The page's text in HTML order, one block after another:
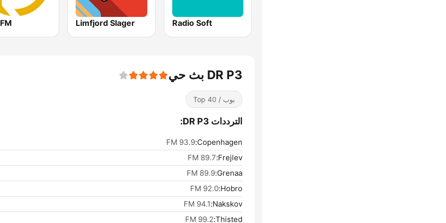
Radio Soft
Limfjord Slager
DR P3 بث حي
بوب / Top 40
الترددات DR P3:
Copenhagen:
93.9 FM
Frejlev:
89.7 FM
Grenaa:
89.9 FM
Hobro:
92.0 FM
Nakskov:
94.1 FM
Thisted:
99.2 FM